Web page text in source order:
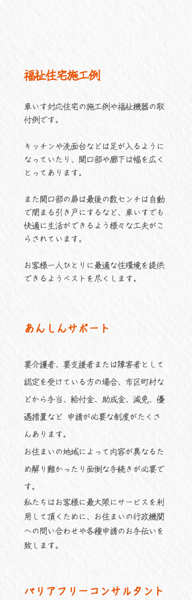
福祉住宅施工例
車いす対応住宅の施工例や福祉機器の取
付例です。
キッチンや洗面台などは足が入るように
なっていたり、開口部や廊下は幅を広く
とってあります。
また開口部の扉は最後の数センチは自動
で閉まる引き戸にするなど、車いすでも
快適に生活ができるよう様々な工夫がこ
らされています。
お客様一人ひとりに最適な住環境を提供
できるようベストを尽くします。
あんしんサポート
要介護者、要支援者または障害者として
認定を受けている方の場合、市区町村な
どから手当、給付金、助成金、減免、優
遇措置など 申請が必要な制度がたくさ
んあります。
お住まいの地域によって内容が異なるた
め解り難かったり面倒な手続きが必要で
す。
私たちはお客様に最大限にサービスを利
用して頂くために、お住まいの行政機関
への問い合わせや各種申請のお手伝いを
致します。
バリアフリーコンサルタント